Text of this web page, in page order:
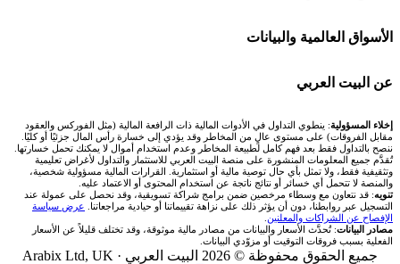
اكس تي بي XTB
انتراكتيف بروكرز IBKR
شركات تداول في قطر
شركات تداول في الأردن
شركات تداول في العراق
شركات تداول في فلسطين
🇦🇪 أسواق الإمارات
🇪🇬 البورصة المصرية
🇶🇦 بورصة قطر
🇯🇴 بورصة عمّان
🇧🇭 بورصة البحرين
💱 محول العملات
🧮 حاسبة حجم اللوت
📊 حاسبة قيمة النقطة
💰 حاسبة ربح الفوركس
📌 حاسبة النقاط المحورية
📏 حاسبة حجم المركز
🧱 حائط المجتمع
🏆 لوحة المحلّلين
✍️ اكتب تحليلك
الأسواق العالمية والبيانات
🌐 المؤشرات العالمية
🥇 سعر الذهب اليوم
🥇 أسعار الذهب والمعادن
💱 أسعار العملات والفوركس
💵 سعر الريال السعودي في مصر
عن البيت العربي
من نحن
تواصل معنا
فريق المؤلفين
مقالات تعليمية
إخلاء المسؤولية: ينطوي التداول في الأدوات المالية ذات الرافعة المالية (مثل الفوركس والعقود
مقابل الفروقات) على مستوى عالٍ من المخاطر وقد يؤدي إلى خسارة رأس المال جزئيًا أو كليًا.
ننصح بالتداول فقط بعد فهم كامل لطبيعة المخاطر وعدم استخدام أموال لا يمكنك تحمل خسارتها.
تُقدَّم جميع المعلومات المنشورة على منصة البيت العربي للاستثمار والتداول لأغراض تعليمية
وتثقيفية فقط، ولا تمثل بأي حال توصية مالية أو استثمارية. القرارات المالية مسؤولية شخصية،
والمنصة لا تتحمل أي خسائر أو نتائج ناتجة عن استخدام المحتوى أو الاعتماد عليه.
تنويه: قد نتعاون مع وسطاء مرخصين ضمن برامج شراكة تسويقية، وقد نحصل على عمولة عند
التسجيل عبر روابطنا، دون أن يؤثر ذلك على نزاهة تقييماتنا أو حيادية مراجعاتنا. عرض سياسة
الإفصاح عن الشراكات والمعلنين
مصادر البيانات: تُحدَّث الأسعار والبيانات من مصادر مالية موثوقة، وقد تختلف قليلاً عن الأسعار
الفعلية بسبب فروقات التوقيت أو مزوّدي البيانات.
جميع الحقوق محفوظة © 2026 البيت العربي · Arabix Ltd, UK